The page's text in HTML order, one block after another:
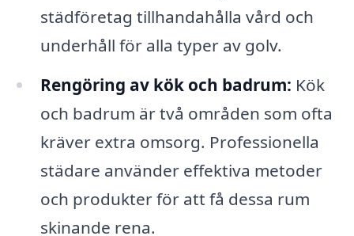
städföretag tillhandahålla vård och
underhåll för alla typer av golv.
Rengöring av kök och badrum: Kök
och badrum är två områden som ofta
kräver extra omsorg. Professionella
städare använder effektiva metoder
och produkter för att få dessa rum
skinande rena.